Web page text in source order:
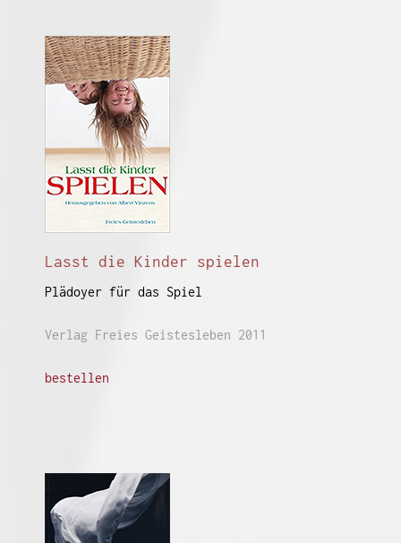
Lasst die Kinder spielen
Plädoyer für das Spiel
Verlag Freies Geistesleben 2011
bestellen